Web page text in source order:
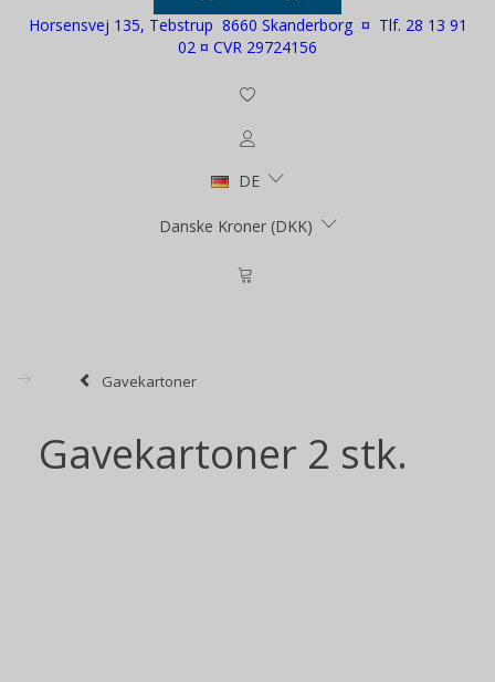
Horsensvej 135, Tebstrup 8660 Skanderborg ¤ Tlf. 28 13 91
02 ¤ CVR 29724156
DE
Danske Kroner (DKK)
Gavekartoner
Gavekartoner 2 stk.